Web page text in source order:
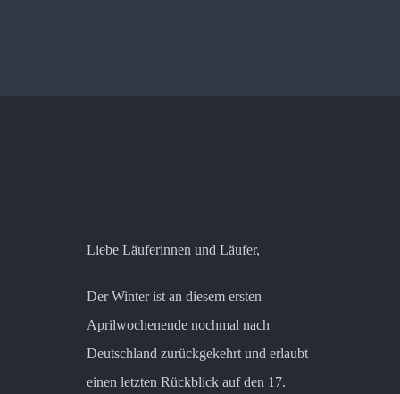
Liebe Läuferinnen und Läufer,
Der Winter ist an diesem ersten
Aprilwochenende nochmal nach
Deutschland zurückgekehrt und erlaubt
einen letzten Rückblick auf den 17.